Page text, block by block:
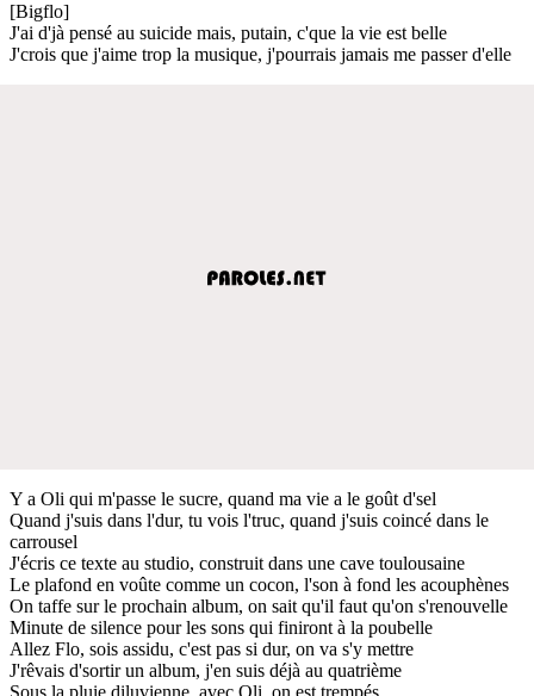
[Bigflo]
J'ai d'jà pensé au suicide mais, putain, c'que la vie est belle
J'crois que j'aime trop la musique, j'pourrais jamais me passer d'elle
Y a Oli qui m'passe le sucre, quand ma vie a le goût d'sel
Quand j'suis dans l'dur, tu vois l'truc, quand j'suis coincé dans le
carrousel
J'écris ce texte au studio, construit dans une cave toulousaine
Le plafond en voûte comme un cocon, l'son à fond les acouphènes
On taffe sur le prochain album, on sait qu'il faut qu'on s'renouvelle
Minute de silence pour les sons qui finiront à la poubelle
Allez Flo, sois assidu, c'est pas si dur, on va s'y mettre
J'rêvais d'sortir un album, j'en suis déjà au quatrième
Sous la pluie diluvienne, avec Oli, on est trempés